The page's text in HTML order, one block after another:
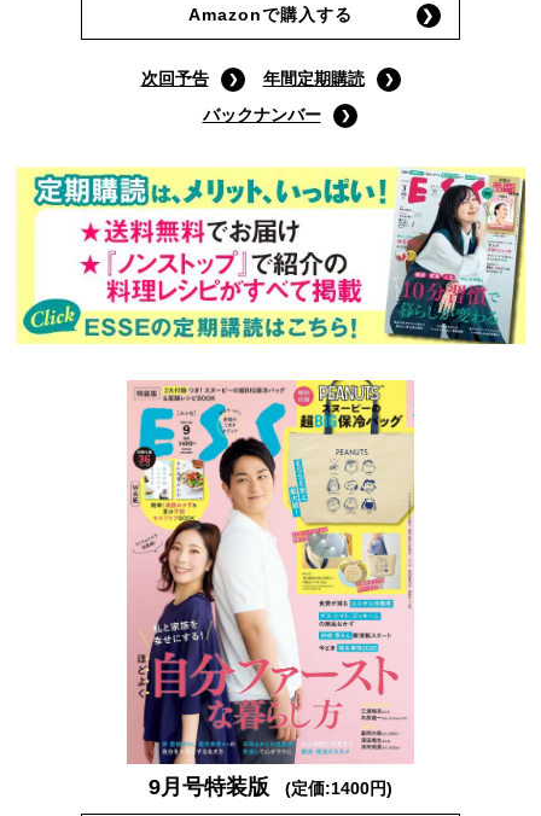
Amazonで購入する
次回予告
年間定期購読
バックナンバー
9月号特装版 (定価:1400円)